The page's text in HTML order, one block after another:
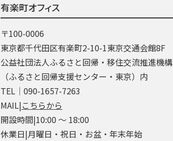
有楽町オフィス
〒100-0006
東京都千代田区有楽町2-10-1東京交通会館8F
公益社団法人ふるさと回帰・移住交流推進機構
（ふるさと回帰支援センター・東京）内
TEL│090-1657-7263
MAIL|こちらから
開設時間|10:00 ～ 18:00
休業日|月曜日・祝日・お盆・年末年始